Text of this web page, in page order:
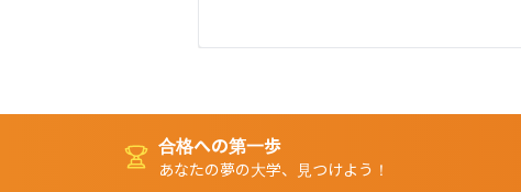
合格への第一歩
あなたの夢の大学、見つけよう！